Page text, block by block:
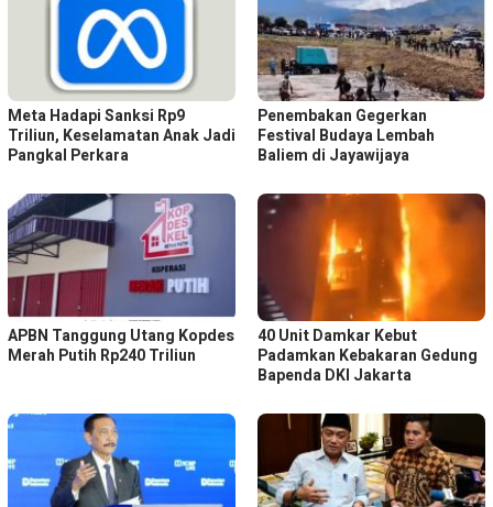
Meta Hadapi Sanksi Rp9
Triliun, Keselamatan Anak Jadi
Pangkal Perkara
Penembakan Gegerkan
Festival Budaya Lembah
Baliem di Jayawijaya
APBN Tanggung Utang Kopdes
Merah Putih Rp240 Triliun
40 Unit Damkar Kebut
Padamkan Kebakaran Gedung
Bapenda DKI Jakarta